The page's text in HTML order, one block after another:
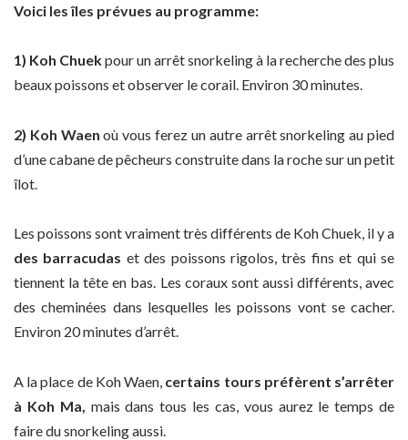
Voici les îles prévues au programme:
1) Koh Chuekpour un arrêt snorkeling à la recherche des plus
beaux poissons et observer le corail. Environ 30 minutes.
2) Koh Waen où vous ferez un autre arrêt snorkeling au pied
d’une cabane de pêcheurs construite dans la roche sur un petit
îlot.
Les poissons sont vraiment très différents de Koh Chuek, il y a
des barracudas et des poissons rigolos, très fins et qui se
tiennent la tête en bas. Les coraux sont aussi différents, avec
des cheminées dans lesquelles les poissons vont se cacher.
Environ 20 minutes d’arrêt.
A la place de Koh Waen, certains tours préfèrent s’arrêter
à Koh Ma, mais dans tous les cas, vous aurez le temps de
faire du snorkeling aussi.